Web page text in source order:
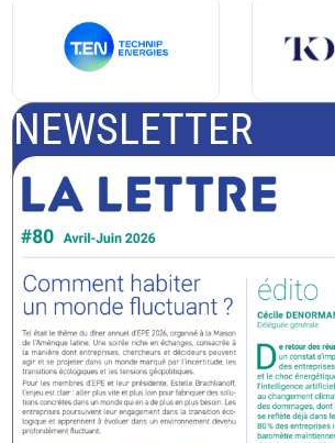
NEWSLETTER